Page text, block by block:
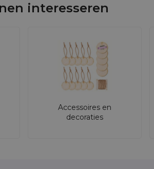
interesseren
Accessoires en
decoraties